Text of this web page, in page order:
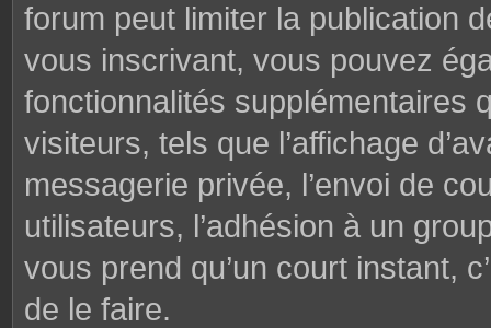
forum peut limiter la publication
vous inscrivant, vous pouvez
fonctionnalités supplémentaires
visiteurs, tels que l’affichage
messagerie privée, l’envoi de
utilisateurs, l’adhésion à un
vous prend qu’un court instant,
de le faire.